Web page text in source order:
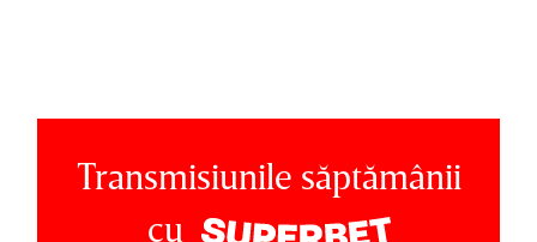
Transmisiunile săptămânii
cu